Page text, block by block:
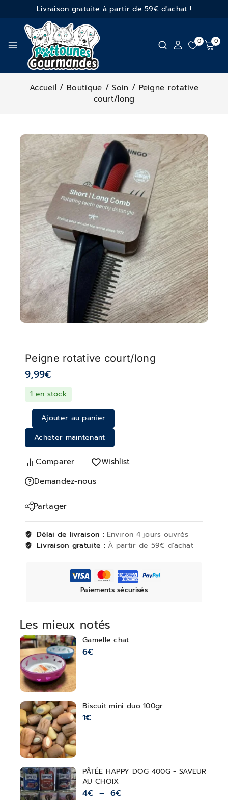
Livraison gratuite à partir de 59€ d'achat !
0 0
Accueil / Boutique / Soin / Peigne rotative
court/long
Les mieux notés
Gamelle chat
6€
Biscuit mini duo 100gr
1€
PÂTÉE HAPPY DOG 400G - SAVEUR
AU CHOIX
4€ – 6€
Peigne rotative court/long
9,99€
1 en stock
Ajouter au panier
Acheter maintenant
Comparer
Wishlist
Demandez-nous
Partager
Délai de livraison : Environ 4 jours ouvrés
Livraison gratuite :À partir de 59€ d'achat
Paiements sécurisés